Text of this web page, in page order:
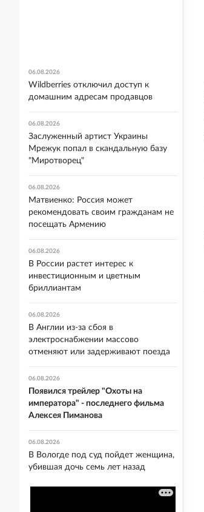
06.08.2026
Wildberries отключил доступ к
домашним адресам продавцов
06.08.2026
Заслуженный артист Украины
Мрежук попал в скандальную базу
"Миротворец"
06.08.2026
Матвиенко: Россия может
рекомендовать своим гражданам не
посещать Армению
06.08.2026
В России растет интерес к
инвестиционным и цветным
бриллиантам
06.08.2026
В Англии из-за сбоя в
электроснабжении массово
отменяют или задерживают поезда
06.08.2026
Появился трейлер "Охоты на
императора" - последнего фильма
Алексея Пиманова
06.08.2026
В Вологде под суд пойдет женщина,
убившая дочь семь лет назад